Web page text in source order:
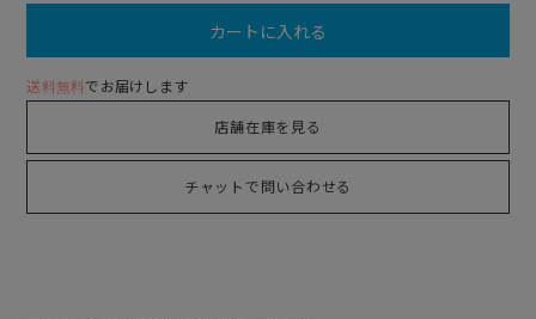
カートに入れる
送料無料でお届けします
店舗在庫を見る
チャットで問い合わせる